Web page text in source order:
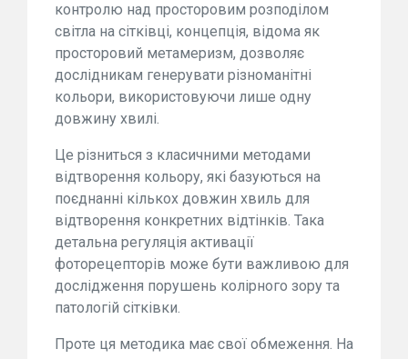
контролю над просторовим розподілом
світла на сітківці, концепція, відома як
просторовий метамеризм, дозволяє
дослідникам генерувати різноманітні
кольори, використовуючи лише одну
довжину хвилі.
Це різниться з класичними методами
відтворення кольору, які базуються на
поєднанні кількох довжин хвиль для
відтворення конкретних відтінків. Така
детальна регуляція активації
фоторецепторів може бути важливою для
дослідження порушень колірного зору та
патологій сітківки.
Проте ця методика має свої обмеження. На